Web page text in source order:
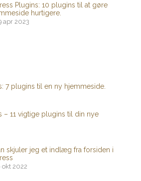
Plugins: 10 plugins til at gøre
hurtigere.
apr 2023
7 plugins til en ny hjemmeside.
– 11 vigtige plugins til din nye
skjuler jeg et indlæg fra forsiden i
okt 2022